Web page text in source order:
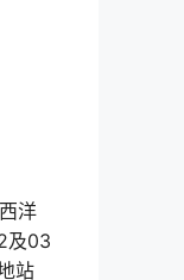
洋
及03
站